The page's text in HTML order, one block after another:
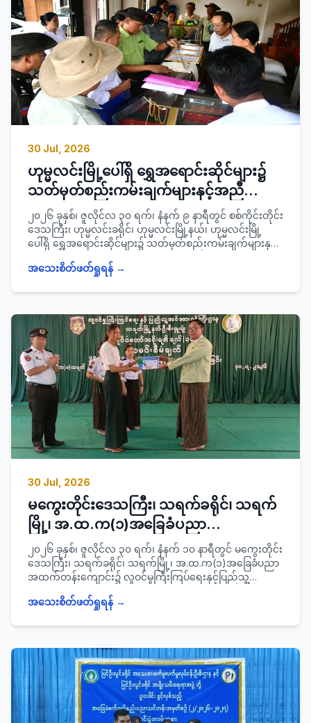
ကြောင်း သတင်းရရှိပါသည်။
30 Jul, 2026
ဟုမ္မလင်းမြို့ပေါ်ရှိ ရွှေအရောင်းဆိုင်များ၌
သတ်မှတ်စည်းကမ်းချက်များနှင့်အညီ
ရောင်းချမှုရှိ/မရှိ၊ ရွှေအရည်အသွေးစံချိန်
စံညွှန်းကိုက်ညီမှုရှိ/မရှိနှင့် တရားဝင်ရောင်းချ
ခွင့်လိုင်စင်ရှိ/မရှိတို့အား ကွင်းဆင်းစစ်ဆေး
၂၀၂၆ ခုနှစ်၊ ဇူလိုင်လ ၃၀ ရက်၊ နံနက် ၉ နာရီတွင် စစ်ကိုင်းတိုင်း
ဒေသကြီး၊ ဟုမ္မလင်းခရိုင်၊ ဟုမ္မလင်းမြို့နယ်၊ ဟုမ္မလင်းမြို့
ပေါ်ရှိ ရွှေအရောင်းဆိုင်များ၌ သတ်မှတ်စည်းကမ်းချက်များနှင့်
ရှိ/မရှိနှင့် တရားဝင်ရောင်းချခွင့်လိုင်စင်ရှိ/မရှိ တို့အား ခရိုင်စီမံ
သတ္တု(ရွှေ)ရောင်းဝယ်သူများဆိုင်ရာ ပူးပေါင်းစစ်ဆေးရေးအဖွဲ့
အဖွဲ့ဝင်များ နှင့်အတူ ကွင်းဆင်းစစ်ဆေးခဲ့ကြောင်း သတင်းရရှိ
ပါသည်။
အသေးစိတ်ဖတ်ရှုရန် →
30 Jul, 2026
မကွေးတိုင်းဒေသကြီး၊ သရက်ခရိုင်၊ သရက်
မြို့၊ အ.ထ.က(၁)အခြေခံပညာ
အထက်တန်းကျောင်း၌ ကျောင်းသား/
သူများအား နိုင်ငံတော်အစိုးရ၏ ရက်(၁၀၀)
လမင်းစီမံချက်ဖြင့် နိုင်ငံသားစိစစ်ရေးကတ်
နှင့် UID ကတ်ထုတ်ပေးခြင်းအခမ်းအနားသို့
တက်ရောက်
၂၀၂၆ ခုနှစ်၊ ဇူလိုင်လ ၃၀ ရက်၊ နံနက် ၁၀ နာရီတွင် မကွေးတိုင်း
ဒေသကြီး၊ သရက်ခရိုင်၊ သရက်မြို့၊ အ.ထ.က(၁)အခြေခံပညာ
အထက်တန်းကျောင်း၌ လူဝင်မှုကြီးကြပ်ရေးနှင့်ပြည်သူ့
ရက်(၁၀၀)လမင်းစီမံချက်ဖြင့် ကျောင်းသား/သူများအား
ဥက္ကဋ္ဌ ခရိုင်အုပ်ချုပ်ရေးမှူး ဦးအောင်ကိုနှင့်အဖွဲ့ဝင်များ၊ မြို့နယ်
စီမံခန့်ခွဲရေးနှင့်အုပ်ချုပ်ရေး ကော်မတီဥက္ကဋ္ဌနှင့် အဖွဲ့ဝင်များ၊
ခရိုင်အဆင့်ဌာနဆိုင်ရာတာဝန်ရှိသူများ၊ ဆရာ/ဆရာများ၊
ကျောင်းသား/ သူများ တက်ရောက်ခဲ့ပြီး ကျောင်းသား ၂၁၉ ဦး
နှင့် ကျောင်းသူ ၁၈၈ ဦးတို့အား နိုင်ငံသားစိစစ်ရေးကတ်နှင့် UID
ကတ်များ ဆောင်ရွက်ပေးခဲ့ကြောင်း သတင်းရရှိပါသည်။
အသေးစိတ်ဖတ်ရှုရန် →